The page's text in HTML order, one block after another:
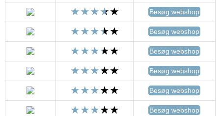
Besøg webshop
Besøg webshop
Besøg webshop
Besøg webshop
Besøg webshop
Besøg webshop